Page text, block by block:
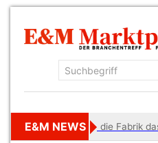
E&M NEWS
Wenn die Fabrik das